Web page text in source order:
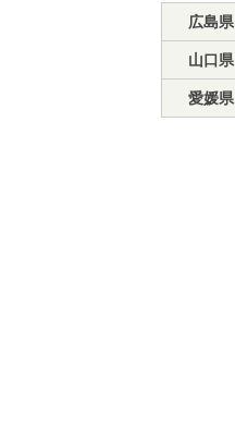
広島県
山口県
愛媛県